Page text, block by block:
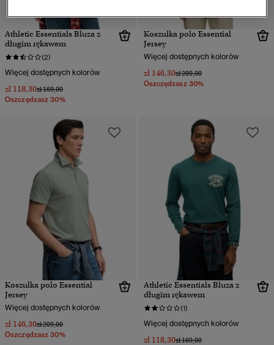
Athletic Essentials Bluza z
długim rękawem
(2)
Więcej dostępnych kolorów
zł 118,30Cena obniżona od
zł 169,00do
Oszczędzasz 30%
Koszulka polo Essential
Jersey
Więcej dostępnych kolorów
zł 146,30Cena obniżona od
zł 209,00do
Oszczędzasz 30%
Koszulka polo Essential
Jersey
Więcej dostępnych kolorów
zł 146,30Cena obniżona od
zł 209,00do
Oszczędzasz 30%
Athletic Essentials Bluza z
długim rękawem
(1)
Więcej dostępnych kolorów
zł 118,30Cena obniżona od
zł 169,00do